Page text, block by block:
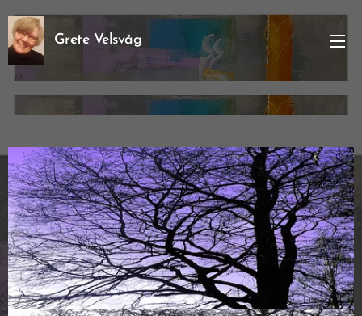
Grete Velsvåg